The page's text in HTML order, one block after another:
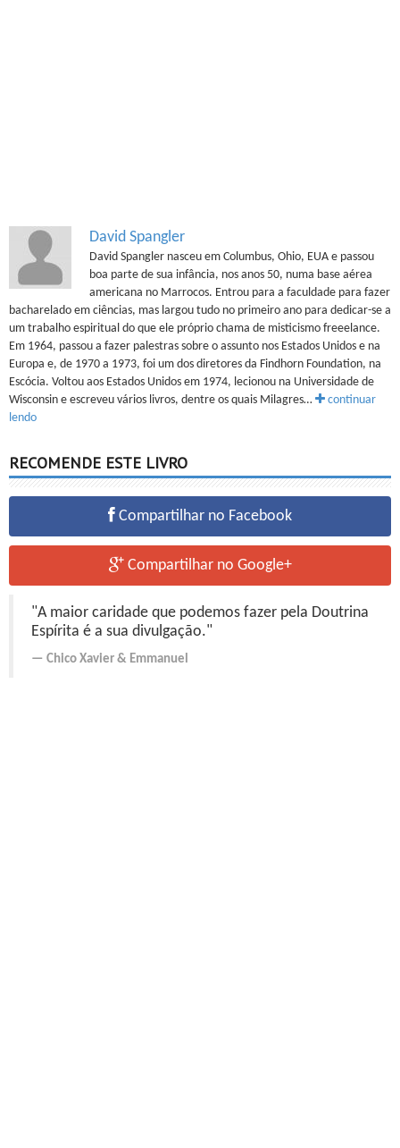
David Spangler
David Spangler nasceu em Columbus, Ohio, EUA e passou
boa parte de sua infância, nos anos 50, numa base aérea
americana no Marrocos. Entrou para a faculdade para fazer
bacharelado em ciências, mas largou tudo no primeiro ano para dedicar-se a
um trabalho espiritual do que ele próprio chama de misticismo freeelance.
Em 1964, passou a fazer palestras sobre o assunto nos Estados Unidos e na
Europa e, de 1970 a 1973, foi um dos diretores da Findhorn Foundation, na
Escócia. Voltou aos Estados Unidos em 1974, lecionou na Universidade de
Wisconsin e escreveu vários livros, dentre os quais Milagres…
continuar
lendo
RECOMENDE ESTE LIVRO
Compartilhar no Facebook
Compartilhar no Google+
"A maior caridade que podemos fazer pela Doutrina
Espírita é a sua divulgação."
Chico Xavier & Emmanuel